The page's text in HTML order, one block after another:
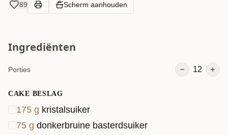
89 Scherm aanhouden
Ingrediënten
Porties 12
CAKE BESLAG
175 g kristalsuiker
75 g donkerbruine basterdsuiker